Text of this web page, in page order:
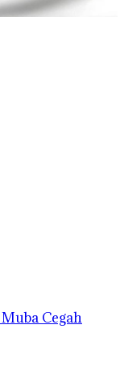
Cegah